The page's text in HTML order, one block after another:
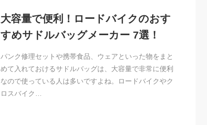
大容量で便利！ロードバイクのおす
すめサドルバッグメーカー 7選！
パンク修理セットや携帯食品、ウェアといった物をまと
めて入れておけるサドルバッグは、大容量で非常に便利
なので使っている人は多いですよね。ロードバイクやク
ロスバイク…